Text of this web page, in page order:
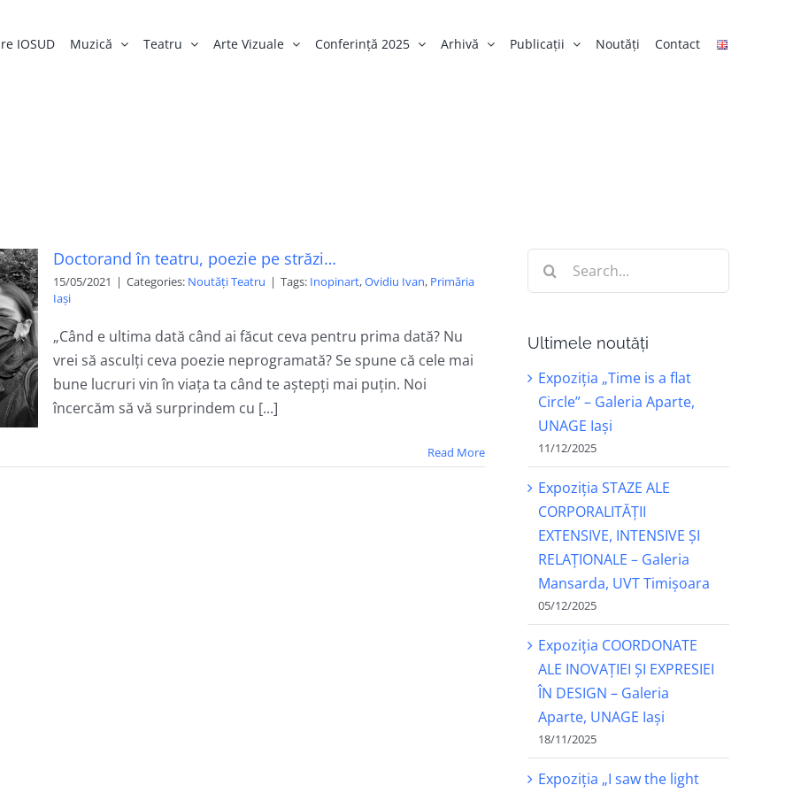
IOSUD Muzică Teatru Arte Vizuale Conferință 2025 Arhivă Publicații Noutăți Contact
Doctorand în teatru, poezie pe străzi…
15/05/2021 | Categories: Noutăți Teatru | Tags: Inopinart,Ovidiu Ivan, Primăria
Iași
„Când e ultima dată când ai făcut ceva pentru prima dată? Nu
vrei să asculți ceva poezie neprogramată? Se spune că cele mai
bune lucruri vin în viața ta când te aștepți mai puțin. Noi
încercăm să vă surprindem cu [...]
Read More
Ultimele noutăți
Expoziția „Time is a flat
Circle” – Galeria Aparte,
UNAGE Iași
11/12/2025
Expoziția STAZE ALE
CORPORALITĂȚII
EXTENSIVE, INTENSIVE ȘI
RELAȚIONALE – Galeria
Mansarda, UVT Timișoara
05/12/2025
Expoziția COORDONATE
ALE INOVAȚIEI ȘI EXPRESIEI
ÎN DESIGN – Galeria
Aparte, UNAGE Iași
18/11/2025
Expoziția „I saw the light